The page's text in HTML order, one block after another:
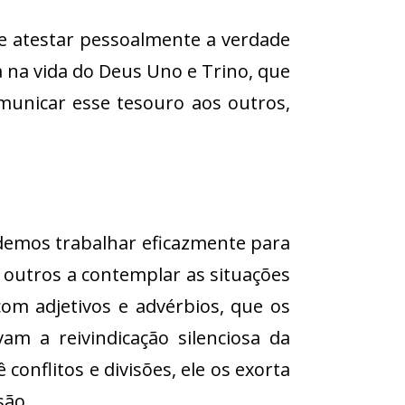
atestar pessoalmente a verdade
vida do Deus Uno e Trino, que
esse tesouro aos outros,
trabalhar eficazmente para
a contemplar as situações
adjetivos e advérbios, que os
a reivindicação silenciosa da
conflitos e divisões, ele os exorta